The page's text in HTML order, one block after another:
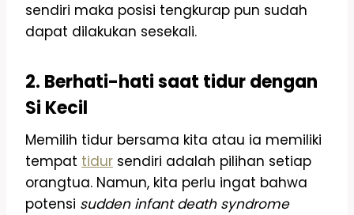
sendiri maka posisi tengkurap pun sudah
dapat dilakukan sesekali.
2. Berhati-hati saat tidur dengan
Si Kecil
Memilih tidur bersama kita atau ia memiliki
tempat tidur sendiri adalah pilihan setiap
orangtua. Namun, kita perlu ingat bahwa
potensi sudden infant death syndrome